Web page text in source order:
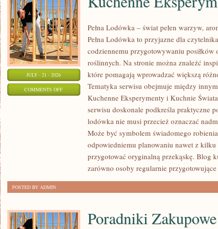
JULY - 21 - 2026
COMMENTS OFFON
KUCHENNE
EKSPERYMENTY
Pełna Lodówka – świat pełen warzyw,
Pełna Lodówka to przyjazne dla
codziennemu przygotowywaniu posiłków
roślinnych. Na stronie można znaleźć
które pomagają wprowadzać większą
Tematyka serwisu obejmuje między
Kuchenne Eksperymenty i Kuchnie
serwisu doskonale podkreśla praktyczne
lodówka nie musi przecież oznaczać
Może być symbolem świadomego
odpowiedniemu planowaniu nawet z
przygotować oryginalną przekąskę. Blog
zarówno osoby regularnie przygotowujące
POSTED BY ADMIN
Poradniki Zakupowe